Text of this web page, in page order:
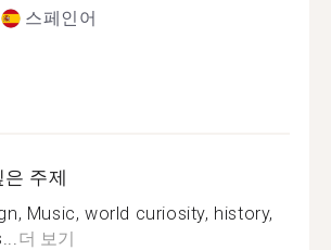
스페인어
주제
Music, world curiosity, history,
더 보기